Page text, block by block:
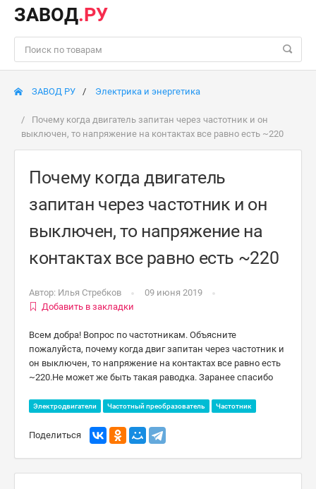
ЗАВОД.РУ
ЗАВОД РУ Электрика и энергетика
Почему когда двигатель запитан через частотник и он
выключен, то напряжение на контактах все равно есть ~220
Почему когда двигатель
запитан через частотник и он
выключен, то напряжение на
контактах все равно есть ~220
Автор: Илья Стребков
09 июня 2019
Добавить в закладки
Всем добра! Вопрос по частотникам. Объясните
пожалуйста, почему когда двиг запитан через частотник и
он выключен, то напряжение на контактах все равно есть
~220.Не может же быть такая раводка. Заранее спасибо
Электродвигатели Частотный преобразователь Частотник
Поделиться